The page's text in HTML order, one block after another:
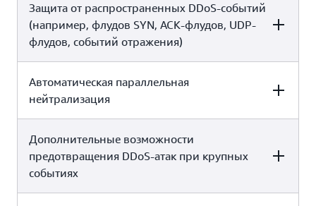
Да Да
AWS SHIELD STANDARD AWS SHIELD ADVANCED*
Защита от распространенных DDoS-событий
(например, флудов SYN, ACK-флудов, UDP-
флудов, событий отражения)
AWS SHIELD STANDARD AWS SHIELD ADVANCED*
Автоматическая параллельная
нейтрализация
AWS SHIELD STANDARD AWS SHIELD ADVANCED*
Дополнительные возможности
предотвращения DDoS-атак при крупных
событиях